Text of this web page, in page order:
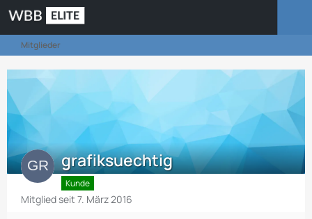
Mitglieder
grafiksuechtig
Kunde
Mitglied seit 7. März 2016